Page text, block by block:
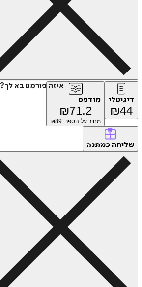
איזה פורמט בא לך?
דיגיטלי
₪44
מודפס
₪71.2
מחיר על הספר: ₪ 89
שליחה כמתנה